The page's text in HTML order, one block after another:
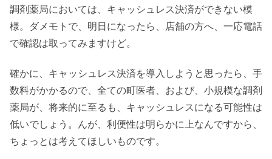
調剤薬局においては、キャッシュレス決済ができない模
様。ダメモトで、明日になったら、店舗の方へ、一応電話
で確認は取ってみますけど。
確かに、キャッシュレス決済を導入しようと思ったら、手
数料がかかるので、全ての町医者、および、小規模な調剤
薬局が、将来的に至るも、キャッシュレスになる可能性は
低いでしょう。んが、利便性は明らかに上なんですから、
ちょっとは考えてほしいものです。